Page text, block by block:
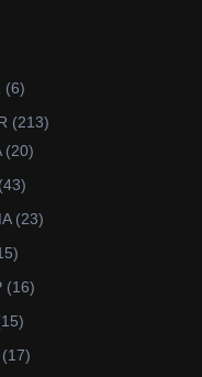
66
213213
2020
4343
2323
15
1616
1515
1717